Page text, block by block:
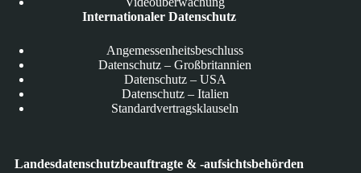
Internationaler Datenschutz
Angemessenheitsbeschluss
Datenschutz – Großbritannien
Datenschutz – USA
Datenschutz – Italien
Standardvertragsklauseln
Landesdatenschutzbeauftragte & -aufsichtsbehörden